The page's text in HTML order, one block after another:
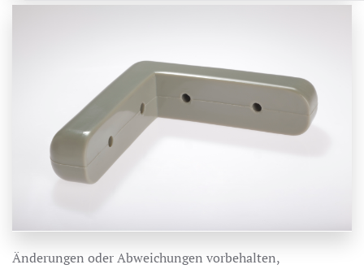
SEE MORE
Änderungen oder Abweichungen vorbehalten,